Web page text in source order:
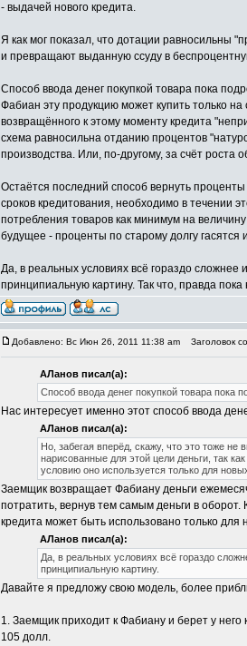
- выдачей нового кредита.
Я как мог показал, что дотации равносильны
и превращают выданную ссуду в
Способ ввода денег покупкой товара пока
Фабиан эту продукцию может купить только на
возвращённого к этому моменту кредита
схема равносильна отданию процентов
производства. Или, по-другому, за счёт роста
Остаётся последний способ вернуть
сроков кредитования, необходимо в течении
потребления товаров как минимум на
будущее - проценты по старому долгу гасятся
Да, в реальных условиях всё гораздо
принципиальную картину. Так что, правда
Добавлено: Вс Июн 26, 2011 11:38 am Заголовок
АЛанов писал(а):
Способ ввода денег покупкой товара пока
Нас интересует именно этот способ ввода
АЛанов писал(а):
Но, забегая вперёд, скажу, что это тоже
нарисованные для этой цели деньги, так
условию оно используется только для
Заемщик возвращает Фабиану деньги
потратить, вернув тем самым деньги в оборот.
кредита может быть использовано только для
АЛанов писал(а):
Да, в реальных условиях всё гораздо
принципиальную картину.
Давайте я предложу свою модель, более
1. Заемщик приходит к Фабиану и берет у
105 долл.